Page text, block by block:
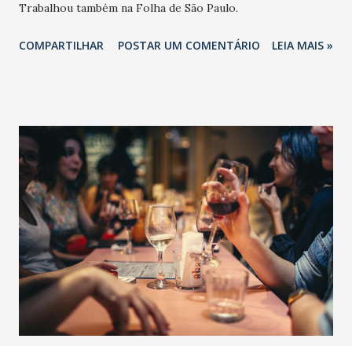
Trabalhou também na Folha de São Paulo.
COMPARTILHAR POSTAR UM COMENTÁRIO LEIA MAIS »